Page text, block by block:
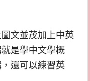
文並茂加上中英
是學中文學概
還可以練習英